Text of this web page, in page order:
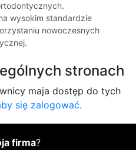
wysokim standardzie
nowoczesnych
stronach
maja dostęp do tych
się zalogować.
firma?